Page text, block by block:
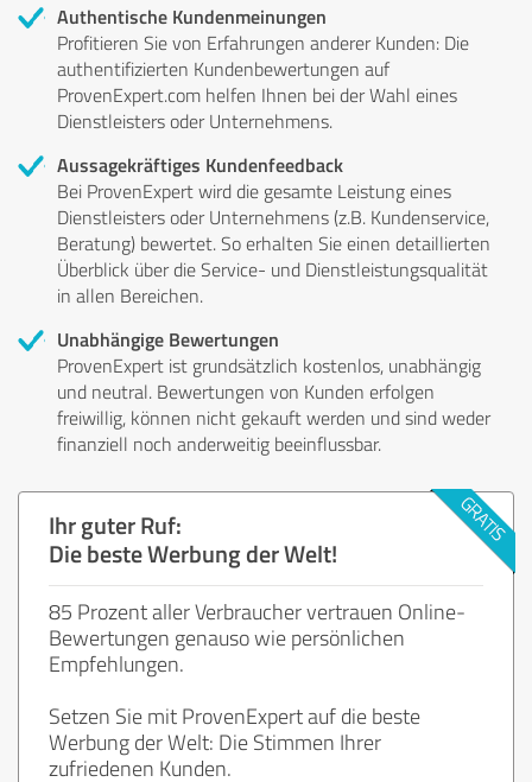
Authentische Kundenmeinungen
Profitieren Sie von Erfahrungen anderer Kunden: Die
authentifizierten Kundenbewertungen auf
ProvenExpert.com helfen Ihnen bei der Wahl eines
Dienstleisters oder Unternehmens.
Aussagekräftiges Kundenfeedback
Bei ProvenExpert wird die gesamte Leistung eines
Dienstleisters oder Unternehmens (z.B. Kundenservice,
Beratung) bewertet. So erhalten Sie einen detaillierten
Überblick über die Service- und Dienstleistungsqualität
in allen Bereichen.
Unabhängige Bewertungen
ProvenExpert ist grundsätzlich kostenlos, unabhängig
und neutral. Bewertungen von Kunden erfolgen
freiwillig, können nicht gekauft werden und sind weder
finanziell noch anderweitig beeinflussbar.
Ihr guter Ruf:
Die beste Werbung der Welt!
85 Prozent aller Verbraucher vertrauen Online-
Bewertungen genauso wie persönlichen
Empfehlungen.
Setzen Sie mit ProvenExpert auf die beste
Werbung der Welt: Die Stimmen Ihrer
zufriedenen Kunden.